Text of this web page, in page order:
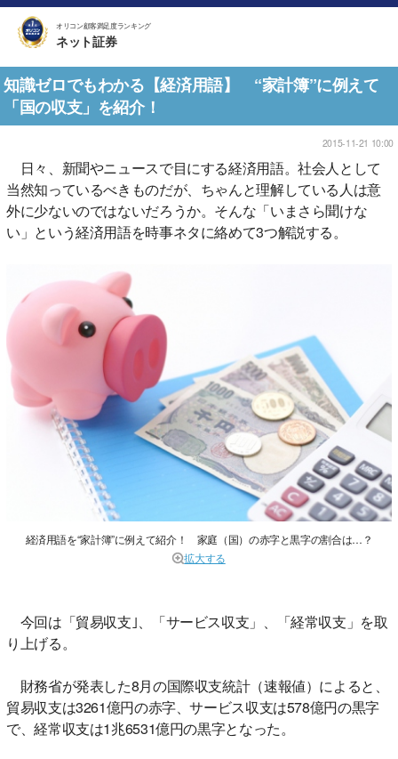
オリコン顧客満足度ランキング
ネット証券
知識ゼロでもわかる【経済用語】 “家計簿”に例えて
「国の収支」を紹介！
2015-11-21 10:00
日々、新聞やニュースで目にする経済用語。社会人として
当然知っているべきものだが、ちゃんと理解している人は意
外に少ないのではないだろうか。そんな「いまさら聞けな
い」という経済用語を時事ネタに絡めて3つ解説する。
経済用語を“家計簿”に例えて紹介！ 家庭（国）の赤字と黒字の割合は…？
拡大する
今回は「貿易収支｣、「サービス収支」、「経常収支」を取
り上げる。
財務省が発表した8月の国際収支統計（速報値）によると、
貿易収支は3261億円の赤字、サービス収支は578億円の黒字
で、経常収支は1兆6531億円の黒字となった。